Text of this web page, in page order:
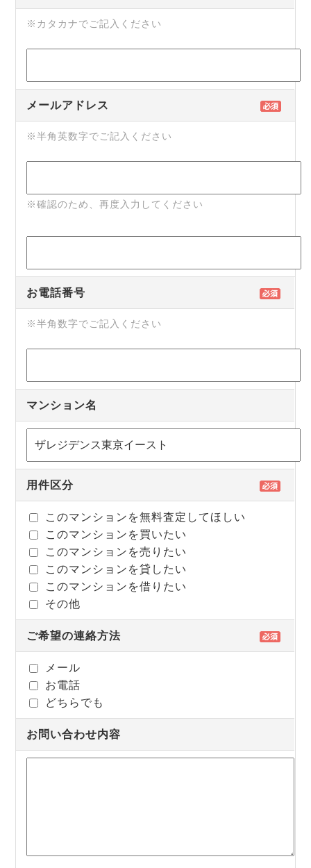
※カタカナでご記入ください
メールアドレス
※半角英数字でご記入ください
※確認のため、再度入力してください
お電話番号
※半角数字でご記入ください
マンション名
用件区分
このマンションを無料査定してほしい
このマンションを買いたい
このマンションを売りたい
このマンションを貸したい
このマンションを借りたい
その他
ご希望の連絡方法
メール
お電話
どちらでも
お問い合わせ内容